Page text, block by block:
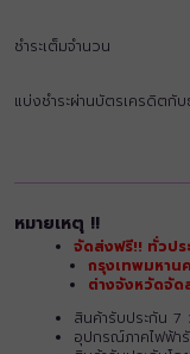
ชำระเต็มจำนวน
แบ่งชำระผ่านบัตรเครดิตกั
หมายเหตุ !!
จัดส่งฟรี!! ทั่วปร
กรุงเทพมหา
ต่างจังหวัดจัด
สินค้ารับประกัน
อุปกรณ์ภาคไฟฟ้า